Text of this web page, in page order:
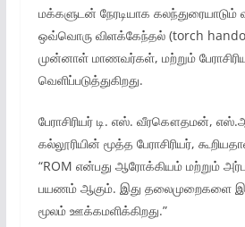
மக்களுடன் நேரடியாக கலந்துரையாடும்
ஒவ்வொரு விளக்கேந்தல் (torch
முன்னாள் மாணவர்கள், மற்றும்
வெளிப்படுத்துகிறது.
பேராசிரியர் டி. எஸ். வீரகௌதமன்,
கல்லூரியின் மூத்த பேராசிரியர்,
“ROM என்பது ஆரோக்கியம் மற்றும்
பயணம் ஆகும். இது தலைமுறைகளை
மூலம் ஊக்கமளிக்கிறது.”